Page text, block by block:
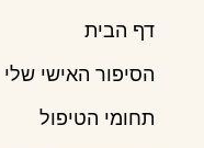
דף הבית
הסיפור האישי שלי
תחומי הטיפול